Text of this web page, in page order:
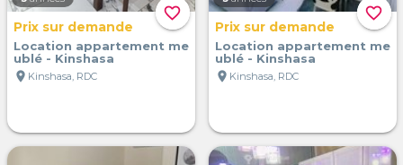
favorite_border
Prix sur demande
Location appartement me
ublé - Kinshasa
location_on Kinshasa, RDC
favorite_border
Prix sur demande
Location appartement me
ublé - Kinshasa
location_on Kinshasa, RDC